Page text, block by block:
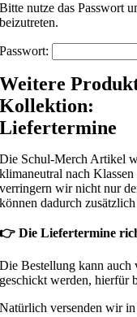
Bitte nutze das Passwort
beizutreten.
Passwort:
Weitere
Kollektion:
Liefertermine
Die Schul-Merch Artikel
klimaneutral nach
verringern wir nicht nur
können dadurch
👉 Die Liefertermine
Die Bestellung kann
geschickt werden, hierfür
Natürlich versenden wir